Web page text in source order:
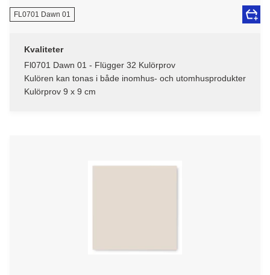
FL0701 Dawn 01
Kvaliteter
Fl0701 Dawn 01 - Flügger 32 Kulörprov
Kulören kan tonas i både inomhus- och utomhusprodukter
Kulörprov 9 x 9 cm